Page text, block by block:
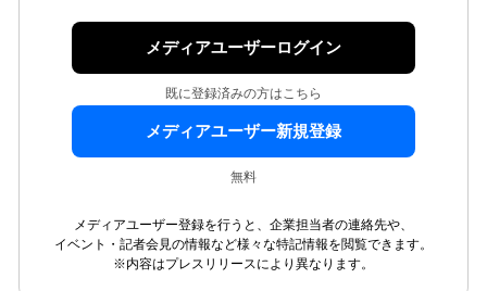
メディアユーザーログイン
既に登録済みの方はこちら
メディアユーザー新規登録
無料
メディアユーザー登録を行うと、企業担当者の連絡先や、
イベント・記者会見の情報など様々な特記情報を閲覧できます。
※内容はプレスリリースにより異なります。